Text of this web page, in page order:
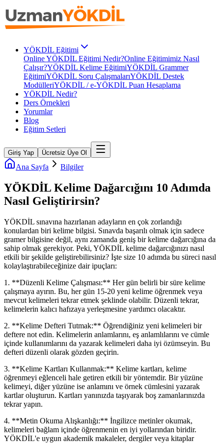
YÖKDİL Eğitimi
Online YÖKDİL Eğitimi Nedir?Online Eğitimimiz Nasıl
Çalışır?YÖKDİL Kelime EğitimiYÖKDİL Grammer
EğitimiYÖKDİL Soru ÇalışmalarıYÖKDİL Destek
ModülleriYÖKDİL / e-YÖKDİL Puan Hesaplama
YÖKDİL Nedir?
Ders Örnekleri
Yorumlar
Blog
Eğitim Setleri
Giriş Yap Ücretsiz Üye Ol
Ana Sayfa Bilgiler
YÖKDİL Kelime Dağarcığını 10 Adımda
Nasıl Geliştirirsin?
YÖKDİL sınavına hazırlanan adayların en çok zorlandığı
konulardan biri kelime bilgisi. Sınavda başarılı olmak için sadece
gramer bilgisine değil, aynı zamanda geniş bir kelime dağarcığına da
sahip olmak gerekiyor. Peki, YÖKDİL kelime dağarcığınızı nasıl
etkili bir şekilde geliştirebilirsiniz? İşte size 10 adımda bu süreci nasıl
kolaylaştırabileceğinize dair ipuçları:
1. **Düzenli Kelime Çalışması:** Her gün belirli bir süre kelime
çalışmaya ayırın. Bu, her gün 15-20 yeni kelime öğrenmek veya
mevcut kelimeleri tekrar etmek şeklinde olabilir. Düzenli tekrar,
kelimelerin kalıcı hafızaya yerleşmesine yardımcı olacaktır.
2. **Kelime Defteri Tutmak:** Öğrendiğiniz yeni kelimeleri bir
deftere not edin. Kelimelerin anlamlarını, eş anlamlılarını ve cümle
içinde kullanımlarını da yazarak kelimeleri daha iyi özümseyin. Bu
defteri düzenli olarak gözden geçirin.
3. **Kelime Kartları Kullanmak:** Kelime kartları, kelime
öğrenmeyi eğlenceli hale getiren etkili bir yöntemdir. Bir yüzüne
kelimeyi, diğer yüzüne ise anlamını ve örnek cümlesini yazarak
kartlar oluşturun. Kartları yanınızda taşıyarak boş zamanlarınızda
tekrar yapın.
4. **Metin Okuma Alışkanlığı:** İngilizce metinler okumak,
kelimeleri bağlam içinde öğrenmenin en iyi yollarından biridir.
YÖKDİL'e uygun akademik makaleler, dergiler veya kitaplar